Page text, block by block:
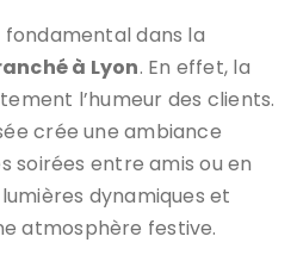
fondamental dans la
à Lyon. En effet, la
l’humeur des clients.
crée une ambiance
soirées entre amis ou en
dynamiques et
atmosphère festive.